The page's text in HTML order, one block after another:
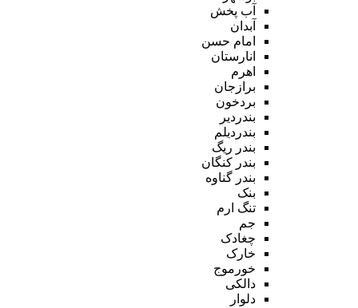
آب پخش
آبدان
امام حسن
انارستان
اهرم
برازجان
بردخون
بندردیر
بندردیلم
بندر ریگ
بندر کنگان
بندر گناوه
بنک
تنگ ارم
جم
چغادک
خارک
خورموج
دالکی
دلوار